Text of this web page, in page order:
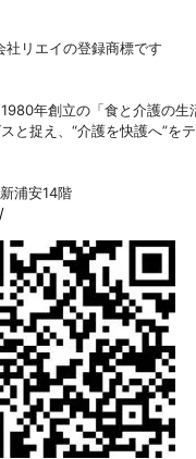
リエイの登録商標です
年創立の「食と介護の
と捉え、“介護を快護へ”を
浦安14階